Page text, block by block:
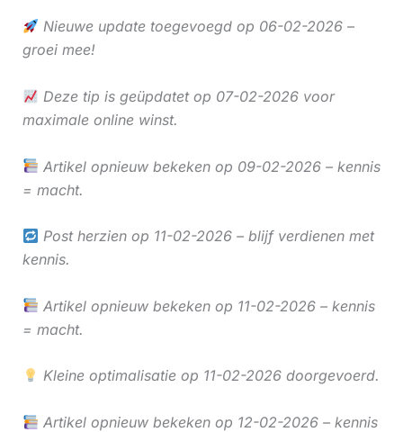
Nieuwe update toegevoegd op 06-02-2026 –
groei mee!
Deze tip is geüpdatet op 07-02-2026 voor
maximale online winst.
Artikel opnieuw bekeken op 09-02-2026 – kennis
= macht.
Post herzien op 11-02-2026 – blijf verdienen met
kennis.
Artikel opnieuw bekeken op 11-02-2026 – kennis
= macht.
Kleine optimalisatie op 11-02-2026 doorgevoerd.
Artikel opnieuw bekeken op 12-02-2026 – kennis